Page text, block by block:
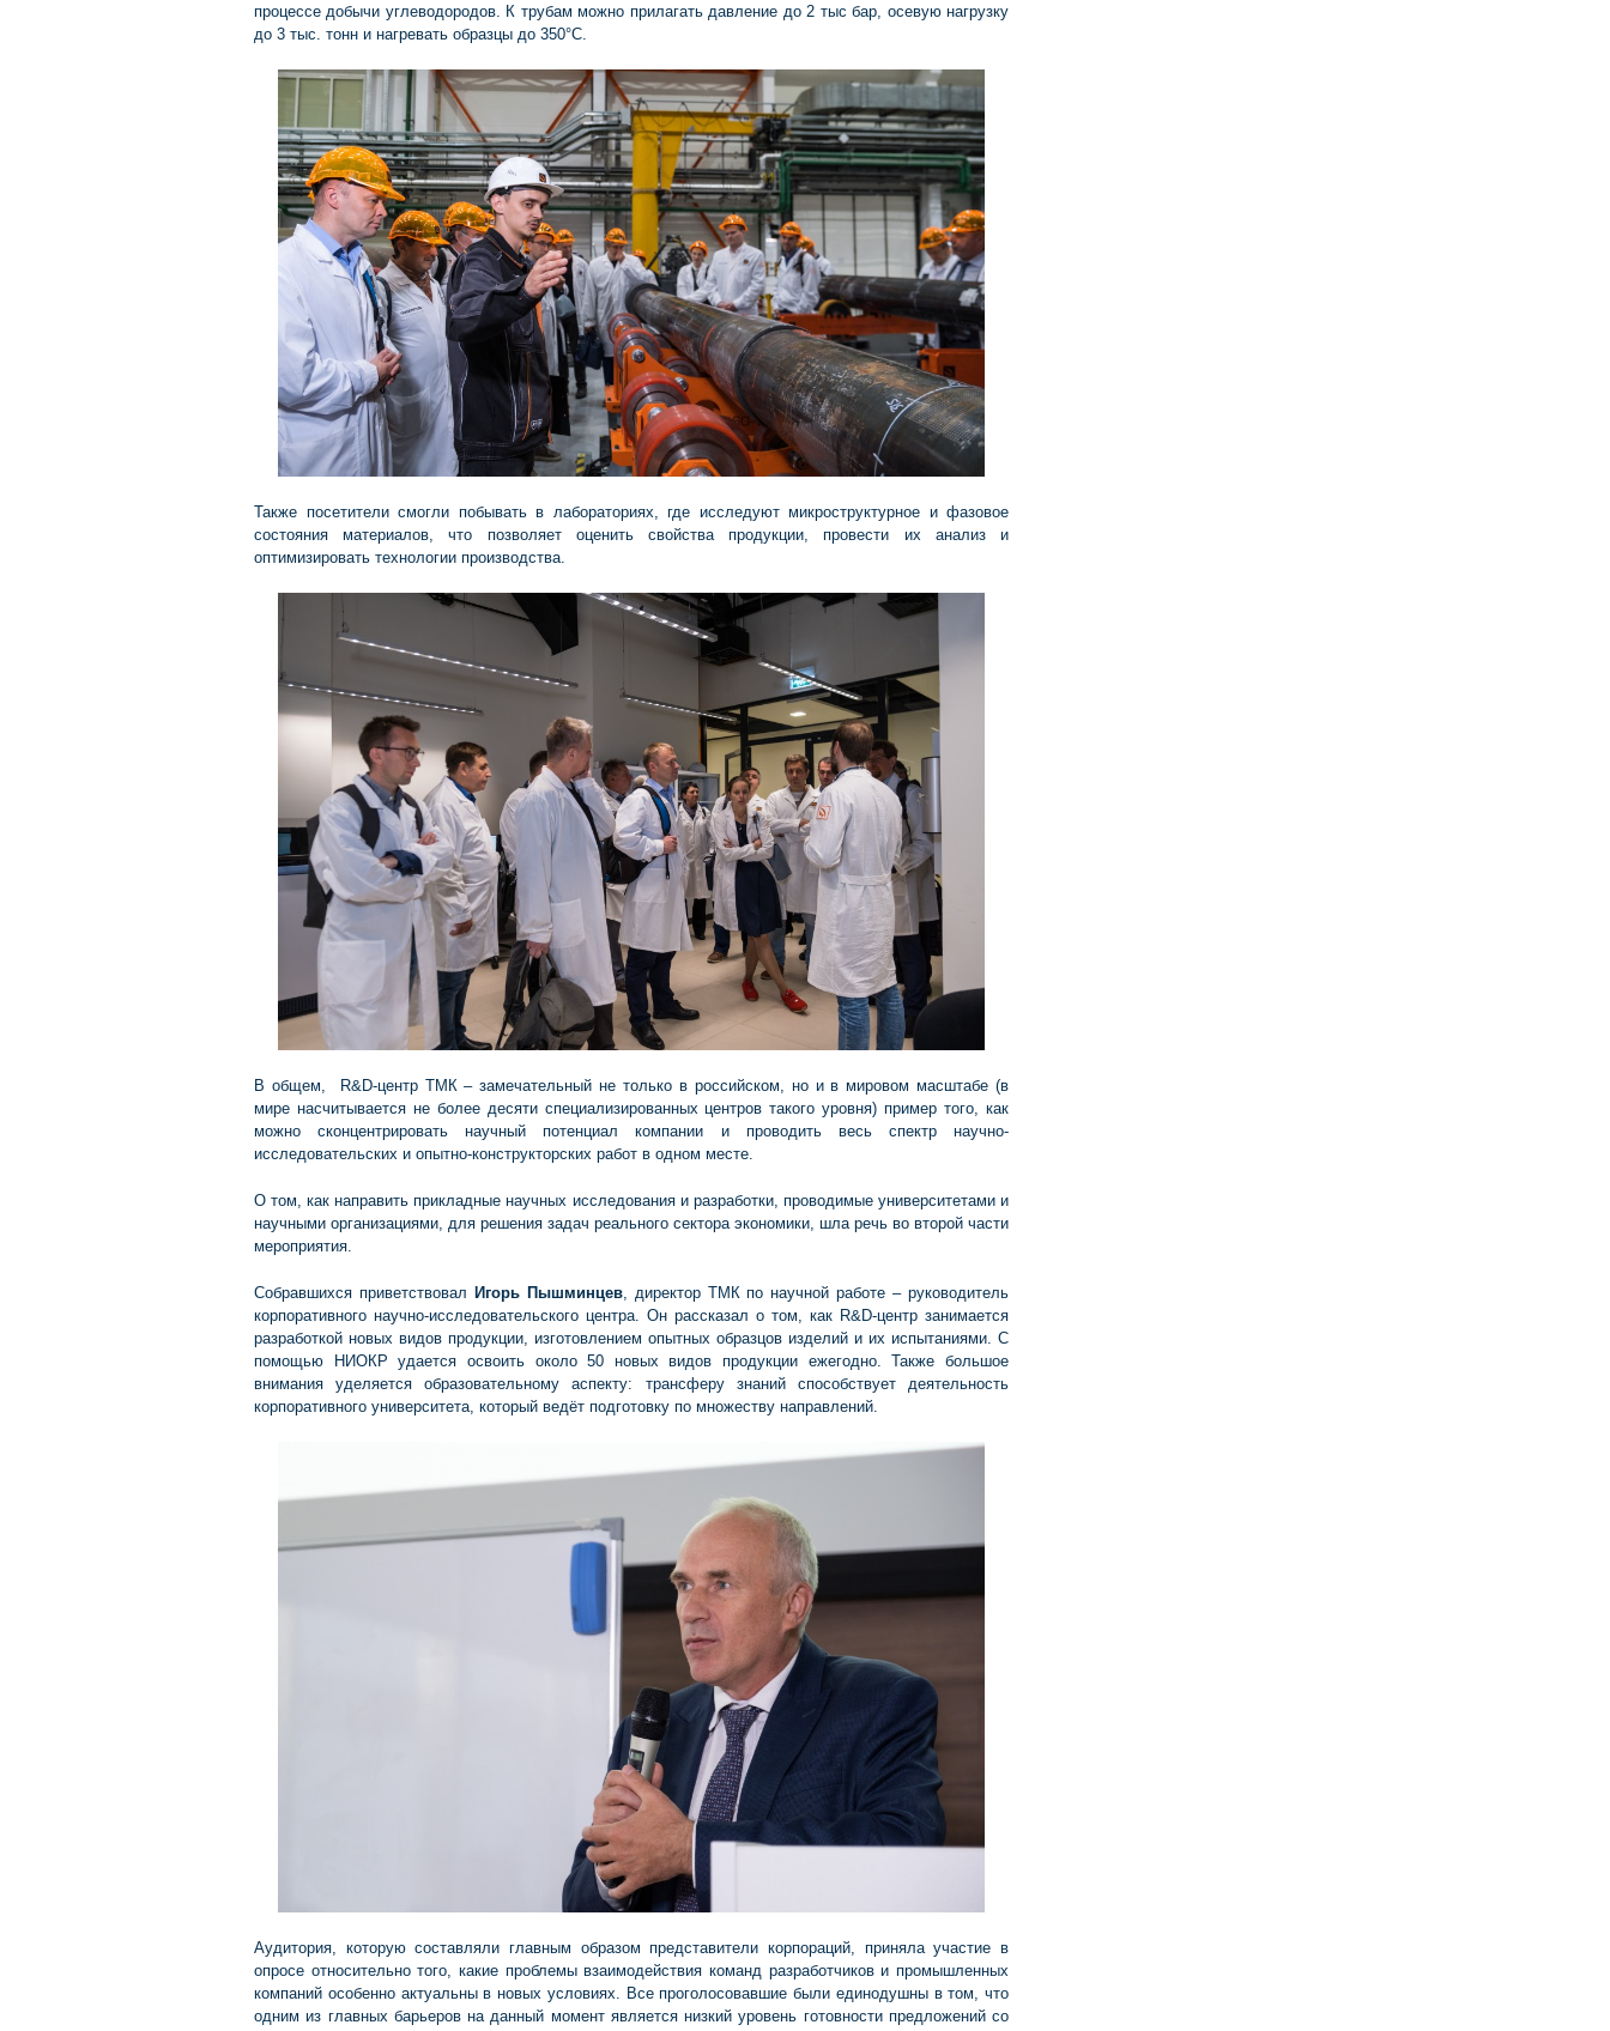
процессе добычи углеводородов. К трубам можно прилагать давление до 2 тыс бар, осевую нагрузку
до 3 тыс. тонн и нагревать образцы до 350°С.
Также посетители смогли побывать в лабораториях, где исследуют микроструктурное и фазовое
состояния материалов, что позволяет оценить свойства продукции, провести их анализ и
оптимизировать технологии производства.
В общем, R&D-центр ТМК – замечательный не только в российском, но и в мировом масштабе (в
мире насчитывается не более десяти специализированных центров такого уровня) пример того, как
можно сконцентрировать научный потенциал компании и проводить весь спектр научно-
исследовательских и опытно-конструкторских работ в одном месте.
О том, как направить прикладные научных исследования и разработки, проводимые университетами и
научными организациями, для решения задач реального сектора экономики, шла речь во второй части
мероприятия.
Собравшихся приветствовал Игорь Пышминцев, директор ТМК по научной работе – руководитель
корпоративного научно-исследовательского центра. Он рассказал о том, как R&D-центр занимается
разработкой новых видов продукции, изготовлением опытных образцов изделий и их испытаниями. C
помощью НИОКР удается освоить около 50 новых видов продукции ежегодно. Также большое
внимания уделяется образовательному аспекту: трансферу знаний способствует деятельность
корпоративного университета, который ведёт подготовку по множеству направлений.
Аудитория, которую составляли главным образом представители корпораций, приняла участие в
опросе относительно того, какие проблемы взаимодействия команд разработчиков и промышленных
компаний особенно актуальны в новых условиях. Все проголосовавшие были единодушны в том, что
одним из главных барьеров на данный момент является низкий уровень готовности предложений со